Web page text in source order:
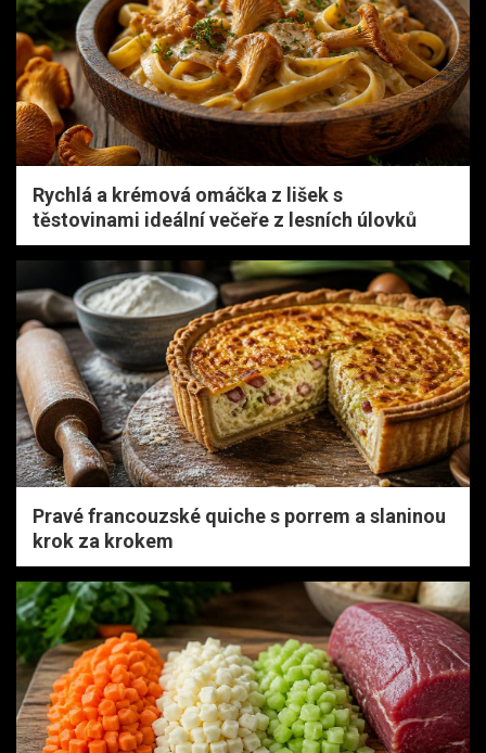
Rychlá a krémová omáčka z lišek s
těstovinami ideální večeře z lesních úlovků
Pravé francouzské quiche s porrem a slaninou
krok za krokem